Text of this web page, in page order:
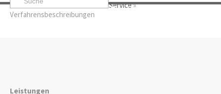
Startseite» »Service»
Verfahrensbeschreibungen
Leben & Erleben Rathaus & Service
Leistungen